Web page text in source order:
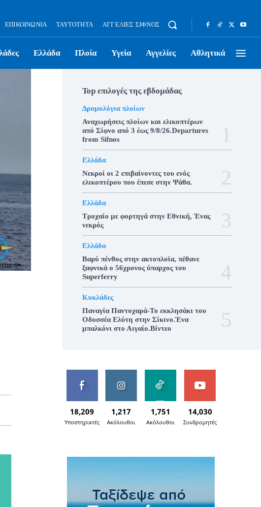
ΕΠΙΚΟΙΝΩΝΊΑ ΤΑΥΤΌΤΗΤΑ ΑΓΓΕΛΊΕΣ ΣΊΦΝΟΣ
Ελλάδα Πλοία Υγεία Αγγελίες Αθλητικά
Top επιλογές της εβδομάδας
Δρομολόγια πλοίων
Αναχωρήσεις πλοίων και ελικοπτέρων
από Σίφνο από 3 έως 9/8/26.Departures
from Sifnos
Ελλάδα
Νεκροί οι 2 επιβαίνοντες του ενός
ελικοπτέρου που έπεσε στην Ψάθα.
Ελλάδα
Τροχαίο με φορτηγά στην Εθνική, Ένας
νεκρός
Ελλάδα
Βαρύ πένθος στην ακτοπλοϊα, πέθανε
ξαφνικά ο 56χρονος ύπαρχος του
Superferry
Κυκλάδες
Παναγία Παντοχαρά-Το εκκλησάκι του
Οδυσσέα Ελύτη στην Σίκινο.Ένα
μπαλκόνι στο Αιγαίο.Βίντεο
18,209
Υποστηρικτές
1,217
Ακόλουθοι
1,751
Ακόλουθοι
14,030
Συνδρομητές